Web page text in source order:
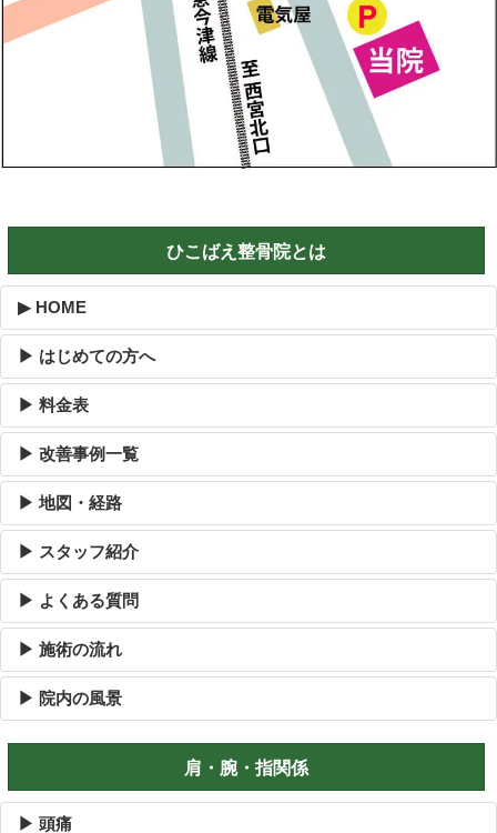
ひこばえ整骨院とは
▶ HOME
▶ はじめての方へ
▶ 料金表
▶ 改善事例一覧
▶ 地図・経路
▶ スタッフ紹介
▶ よくある質問
▶ 施術の流れ
▶ 院内の風景
肩・腕・指関係
▶ 頭痛